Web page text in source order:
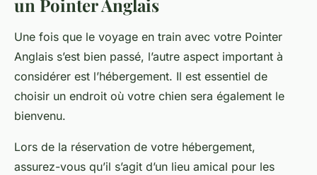
un Pointer Anglais
Une fois que le voyage en train avec votre Pointer
Anglais s’est bien passé, l’autre aspect important à
considérer est l’hébergement. Il est essentiel de
choisir un endroit où votre chien sera également le
bienvenu.
Lors de la réservation de votre hébergement,
assurez-vous qu’il s’agit d’un lieu amical pour les